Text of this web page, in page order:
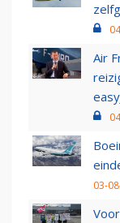
Air
03-